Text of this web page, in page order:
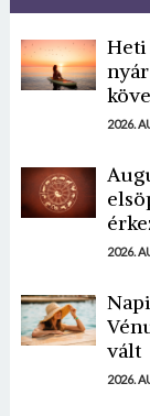
Heti
2026.
2026.
vált
2026.